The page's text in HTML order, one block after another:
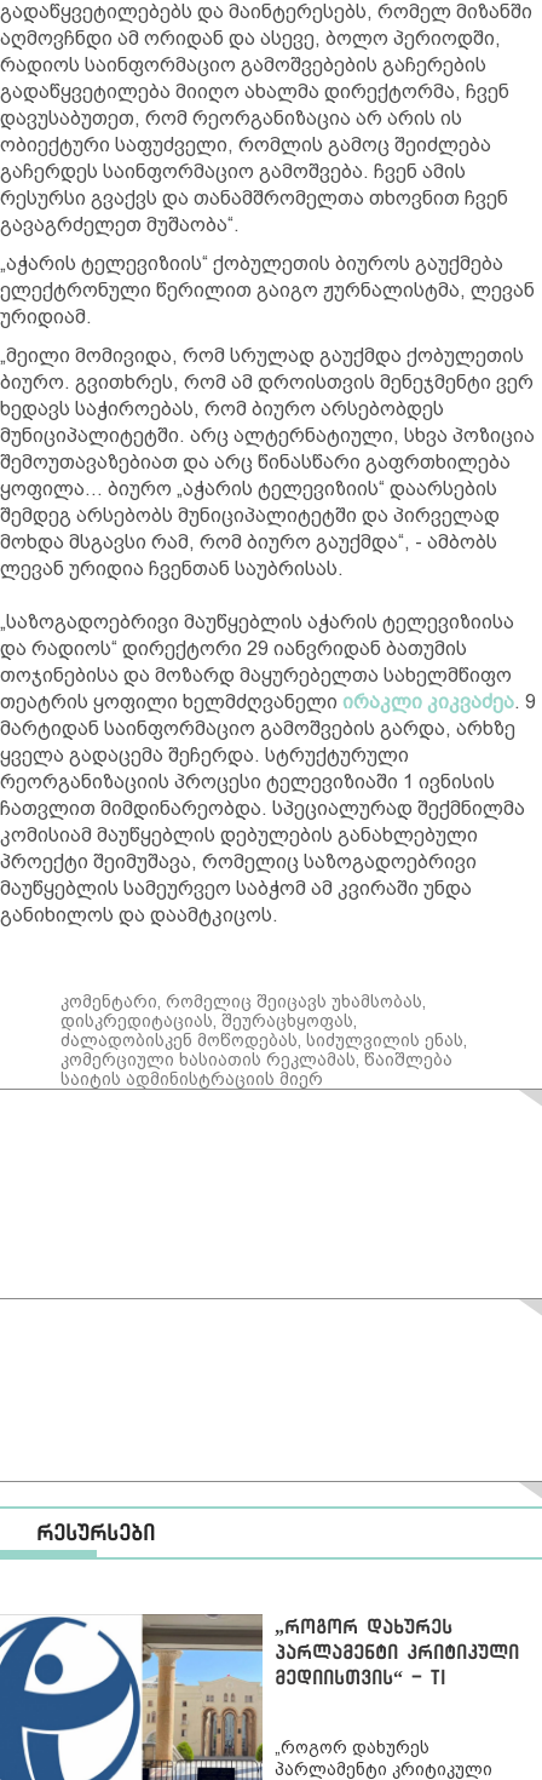
გადაწყვეტილებებს და მაინტერესებს, რომელ მიზანში
აღმოვჩნდი ამ ორიდან და ასევე, ბოლო პერიოდში,
რადიოს საინფორმაციო გამოშვებების გაჩერების
გადაწყვეტილება მიიღო ახალმა დირექტორმა, ჩვენ
დავუსაბუთეთ, რომ რეორგანიზაცია არ არის ის
ობიექტური საფუძველი, რომლის გამოც შეიძლება
გაჩერდეს საინფორმაციო გამოშვება. ჩვენ ამის
რესურსი გვაქვს და თანამშრომელთა თხოვნით ჩვენ
გავაგრძელეთ მუშაობა“.
„აჭარის ტელევიზიის“ ქობულეთის ბიუროს გაუქმება
ელექტრონული წერილით გაიგო ჟურნალისტმა, ლევან
ურიდიამ.
„მეილი მომივიდა, რომ სრულად გაუქმდა ქობულეთის
ბიურო. გვითხრეს, რომ ამ დროისთვის მენეჯმენტი ვერ
ხედავს საჭიროებას, რომ ბიურო არსებობდეს
მუნიციპალიტეტში. არც ალტერნატიული, სხვა პოზიცია
შემოუთავაზებიათ და არც წინასწარი გაფრთხილება
ყოფილა… ბიურო „აჭარის ტელევიზიის“ დაარსების
შემდეგ არსებობს მუნიციპალიტეტში და პირველად
მოხდა მსგავსი რამ, რომ ბიურო გაუქმდა“, - ამბობს
ლევან ურიდია ჩვენთან საუბრისას.
„საზოგადოებრივი მაუწყებლის აჭარის ტელევიზიისა
და რადიოს“ დირექტორი 29 იანვრიდან ბათუმის
თოჯინებისა და მოზარდ მაყურებელთა სახელმწიფო
თეატრის ყოფილი ხელმძღვანელი ირაკლი კიკვაძეა. 9
მარტიდან საინფორმაციო გამოშვების გარდა, არხზე
ყველა გადაცემა შეჩერდა. სტრუქტურული
რეორგანიზაციის პროცესი ტელევიზიაში 1 ივნისის
ჩათვლით მიმდინარეობდა. სპეციალურად შექმნილმა
კომისიამ მაუწყებლის დებულების განახლებული
პროექტი შეიმუშავა, რომელიც საზოგადოებრივი
მაუწყებლის სამეურვეო საბჭომ ამ კვირაში უნდა
განიხილოს და დაამტკიცოს.
კომენტარი, რომელიც შეიცავს უხამსობას,
დისკრედიტაციას, შეურაცხყოფას,
ძალადობისკენ მოწოდებას, სიძულვილის ენას,
კომერციული ხასიათის რეკლამას, წაიშლება
საიტის ადმინისტრაციის მიერ
რესურსები
„როგორ დახურეს
პარლამენტი კრიტიკული
მედიისთვის“ - TI
„როგორ დახურეს
პარლამენტი კრიტიკული